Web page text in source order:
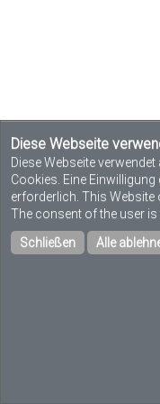
Diese Webseite
Diese Webseite
Cookies. Eine
erforderlich. This
The consent of the user is
Schließen
Alle